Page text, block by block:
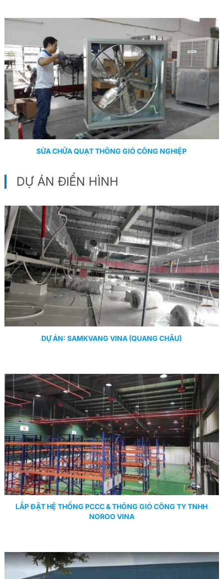
SỬA CHỮA QUẠT THÔNG GIÓ CÔNG NGHIỆP
DỰ ÁN ĐIỂN HÌNH
DỰ ÁN: SAMKVANG VINA (QUANG CHÂU)
LẮP ĐẶT HỆ THỐNG PCCC & THÔNG GIÓ CÔNG TY TNHH
NOROO VINA